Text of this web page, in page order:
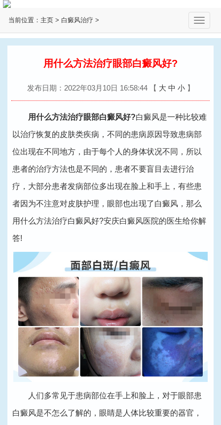
当前位置： 主页 > 白癜风治疗 >
切
换
用什么方法治疗眼部白癜风好?
发布日期：2022年03月10日 16:58:44 【 大 中 小】
用什么方法治疗眼部白癜风好?白癜风是一种比较难
以治疗恢复的皮肤类疾病，不同的患病原因导致患病部
位出现在不同地方，由于每个人的身体状况不同，所以
患者的治疗方法也是不同的，患者不要盲目去进行治
疗，大部分患者发病部位多出现在脸上和手上，有些患
者因为不注意对皮肤护理，眼部也出现了白癜风，那么
用什么方法治疗白癜风好?安庆白癜风医院的医生给你解
答!
人们多常见于患病部位在手上和脸上，对于眼部患
白癜风是不怎么了解的，眼睛是人体比较重要的器官，